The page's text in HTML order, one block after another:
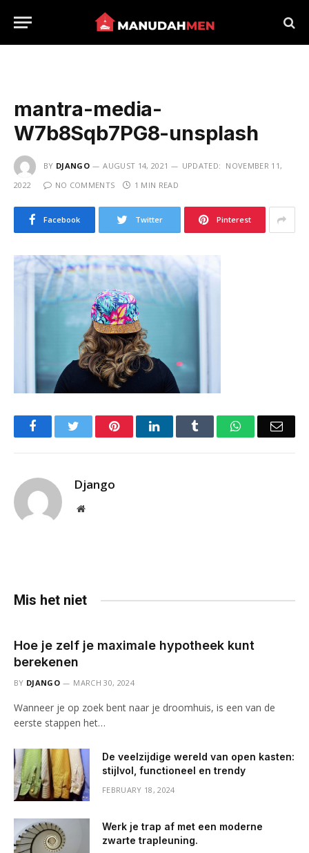
mantra-media-
W7b8Sqb7PG8-unsplash
BY DJANGO AUGUST 14, 2021 UPDATED: NOVEMBER 11,
2022
NO COMMENTS 1 MIN READ
Facebook Twitter Pinterest
FacebookTwitter PinterestLinkedIn Tumblr WhatsApp
Django
Website
Mis het niet
Hoe je zelf je maximale hypotheek kunt
berekenen
BY DJANGO MARCH 30, 2024
Wanneer je op zoek bent naar je droomhuis, is een van de
eerste stappen het…
De veelzijdige wereld van open kasten:
stijlvol, functioneel en trendy
FEBRUARY 18, 2024
Werk je trap af met een moderne
zwarte trapleuning.